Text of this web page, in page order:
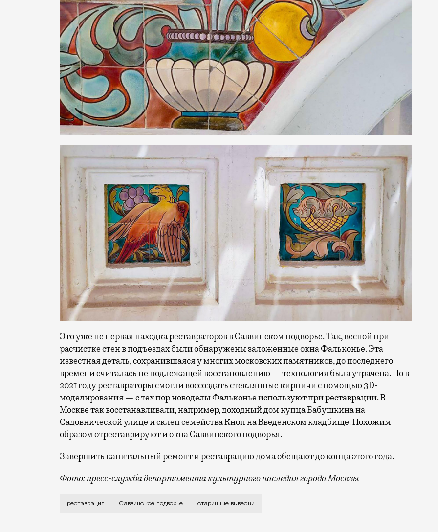
Это уже не первая находка реставраторов в Саввинском подворье. Так, весной при
расчистке стен в подъездах были обнаружены заложенные окна Фальконье. Эта
известная деталь, сохранившаяся у многих московских памятников, до последнего
времени считалась не подлежащей восстановлению — технология была утрачена. Но в
2021 году реставраторы смогливоссоздатьстеклянные кирпичи с помощью 3D-
моделирования — с тех пор новоделы Фальконье используют при реставрации. В
Москве так восстанавливали, например, доходный дом купца Бабушкина на
Садовнической улице и склеп семейства Кноп на Введенском кладбище. Похожим
образом отреставрируют и окна Саввинского подворья.
Завершить капитальный ремонт и реставрацию дома обещают до конца этого года.
Фото: пресс-служба департамента культурного наследия города Москвы
Весной началась реставрация Саввинского подворья на Тверской улице — знаменитого
реставрация Саввинское подворье старинные вывески